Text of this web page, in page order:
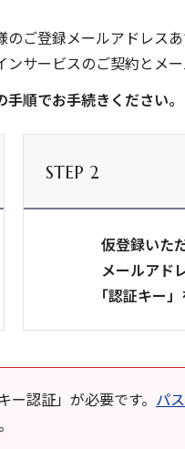
ご登録メールアドレスあ
サービスのご契約とメ
順でお手続きください。
STEP 2
仮登録いた
メールアド
「認証キー
認証」が必要です。 パ